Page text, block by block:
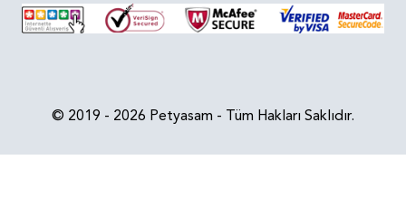
© 2019 - 2026 Petyasam - Tüm Hakları Saklıdır.